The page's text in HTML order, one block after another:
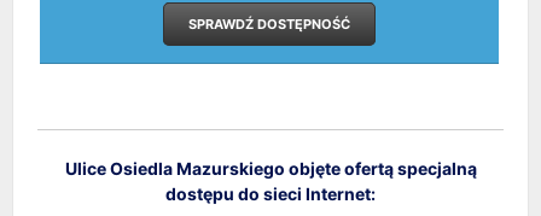
SPRAWDŹ DOSTĘPNOŚĆ
Ulice Osiedla Mazurskiego objęte ofertą specjalną
dostępu do sieci Internet: